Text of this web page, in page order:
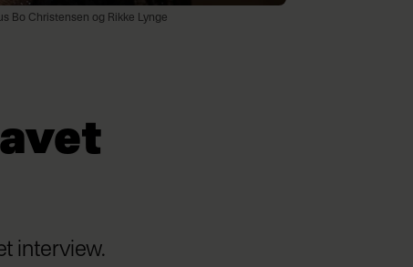
Bo Christensen og Rikke Lynge
interview.